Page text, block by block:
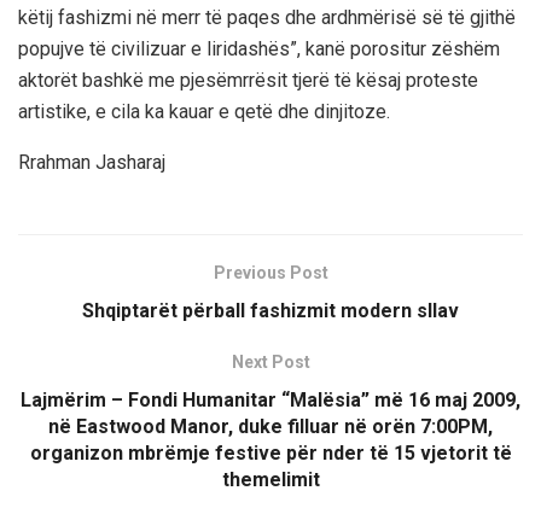
këtij fashizmi në merr të paqes dhe ardhmërisë së të gjithë
popujve të civilizuar e liridashës”, kanë porositur zëshëm
aktorët bashkë me pjesëmrrësit tjerë të kësaj proteste
artistike, e cila ka kauar e qetë dhe dinjitoze.
Rrahman Jasharaj
Previous Post
Shqiptarët përball fashizmit modern sllav
Next Post
Lajmërim – Fondi Humanitar “Malësia” më 16 maj 2009,
në Eastwood Manor, duke filluar në orën 7:00PM,
organizon mbrëmje festive për nder të 15 vjetorit të
themelimit